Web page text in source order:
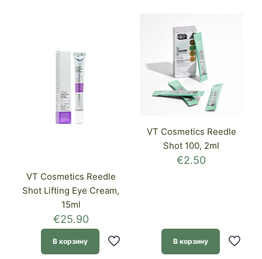
VT Cosmetics Reedle
Shot Lifting Eye Cream,
15ml
€25.90
В корзину
VT Cosmetics Reedle
Shot 100, 2ml
€2.50
В корзину